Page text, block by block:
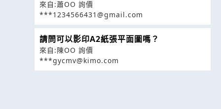
來自:蕭OO 詢價
***1234566431@gmail.com
請問可以影印A2紙張平面圖嗎？
來自:陳OO 詢價
***gycmv@kimo.com